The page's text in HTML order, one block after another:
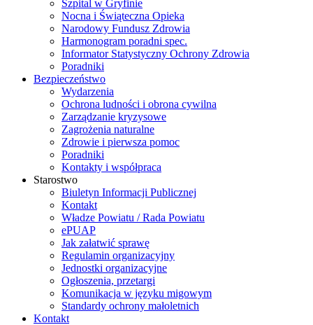
Szpital w Gryfinie
Nocna i Świąteczna Opieka
Narodowy Fundusz Zdrowia
Harmonogram poradni spec.
Informator Statystyczny Ochrony Zdrowia
Poradniki
Bezpieczeństwo
Wydarzenia
Ochrona ludności i obrona cywilna
Zarządzanie kryzysowe
Zagrożenia naturalne
Zdrowie i pierwsza pomoc
Poradniki
Kontakty i współpraca
Starostwo
Biuletyn Informacji Publicznej
Kontakt
Władze Powiatu / Rada Powiatu
ePUAP
Jak załatwić sprawę
Regulamin organizacyjny
Jednostki organizacyjne
Ogłoszenia, przetargi
Komunikacja w języku migowym
Standardy ochrony małoletnich
Kontakt